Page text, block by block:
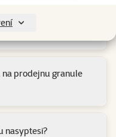
na prodejnu granule
nasyptesi?